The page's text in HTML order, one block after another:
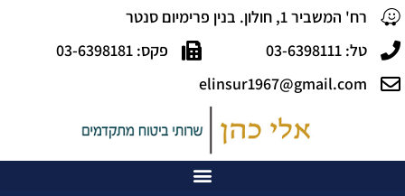
רח' המשביר 1, חולון. בנין פרימיום סנטר
טל: 03-6398111
פקס: 03-6398181
elinsur1967@gmail.com